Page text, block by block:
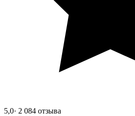
5,0· 2 084 отзыва